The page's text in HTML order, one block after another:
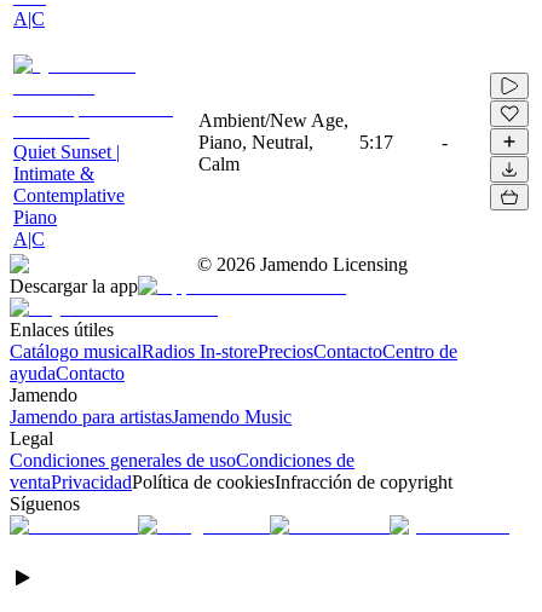
A|C
Quiet Sunset |
Intimate &
Contemplative
Piano
A|C
Ambient/New Age,
Piano, Neutral,
Calm
5:17 -
© 2026 Jamendo Licensing
Descargar la app
Enlaces útiles
Catálogo musicalRadios In-storePreciosContactoCentro de
ayudaContacto
Jamendo
Jamendo para artistasJamendo Music
Legal
Condiciones generales de usoCondiciones de
ventaPrivacidadPolítica de cookiesInfracción de copyright
Síguenos